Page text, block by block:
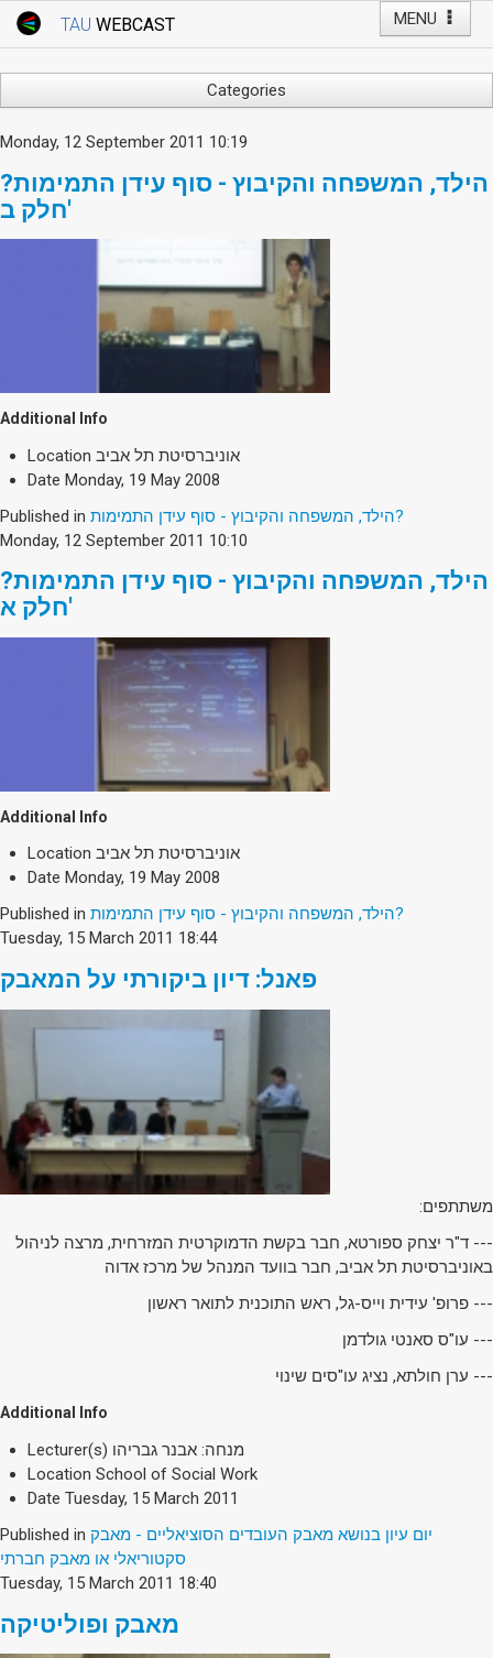
MENU
TAU WEBCAST
Webcast: Courses
Events
Live Webcast
TAU General Events
Faculty Events
YouTube Channel
Categories
Business & Management
Computers
Education
Science
Society & Politics
TAU General
SEARCH
Search
Monday, 12 September 2011 10:19
הילד, המשפחה והקיבוץ - סוף עידן התמימות?
חלק ב'
Additional Info
Location אוניברסיטת תל אביב
Date Monday, 19 May 2008
Published in
הילד, המשפחה והקיבוץ - סוף עידן התמימות?
Monday, 12 September 2011 10:10
הילד, המשפחה והקיבוץ - סוף עידן התמימות?
חלק א'
Additional Info
Location אוניברסיטת תל אביב
Date Monday, 19 May 2008
Published in
הילד, המשפחה והקיבוץ - סוף עידן התמימות?
Tuesday, 15 March 2011 18:44
פאנל: דיון ביקורתי על המאבק
משתתפים:
--- ד"ר יצחק ספורטא, חבר בקשת הדמוקרטית המזרחית, מרצה לניהול
באוניברסיטת תל אביב, חבר בוועד המנהל של מרכז אדוה
--- פרופ' עידית וייס-גל, ראש התוכנית לתואר ראשון
--- עו"ס סאנטי גולדמן
--- ערן חולתא, נציג עו"סים שינוי
Additional Info
Lecturer(s) מנחה: אבנר גבריהו
Location School of Social Work
Date Tuesday, 15 March 2011
Published in יום עיון בנושא מאבק העובדים הסוציאליים - מאבק
סקטוריאלי או מאבק חברתי
Tuesday, 15 March 2011 18:40
מאבק ופוליטיקה